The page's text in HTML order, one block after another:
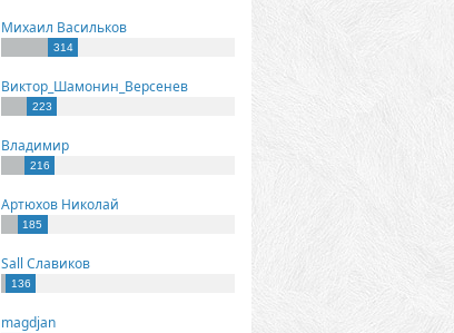
Михаил Васильков
314
Виктор_Шамонин_Версенев
223
Владимир
216
Артюхов Николай
185
Sall Славиков
136
magdjan